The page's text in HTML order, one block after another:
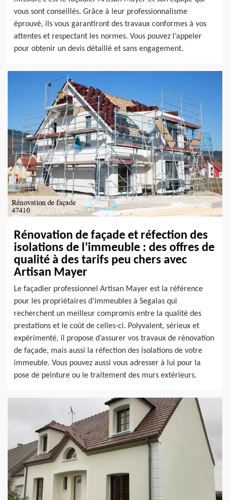
vous sont conseillés. Grâce à leur professionnalisme
éprouvé, ils vous garantiront des travaux conformes à vos
attentes et respectant les normes. Vous pouvez l’appeler
pour obtenir un devis détaillé et sans engagement.
Rénovation de façade et réfection des
isolations de l’immeuble : des offres de
qualité à des tarifs peu chers avec
Artisan Mayer
Le façadier professionnel Artisan Mayer est la référence
pour les propriétaires d’immeubles à Segalas qui
recherchent un meilleur compromis entre la qualité des
prestations et le coût de celles-ci. Polyvalent, sérieux et
expérimenté, il propose d’assurer vos travaux de rénovation
de façade, mais aussi la réfection des isolations de votre
immeuble. Vous pouvez aussi vous adresser à lui pour la
pose de peinture ou le traitement des murs extérieurs.